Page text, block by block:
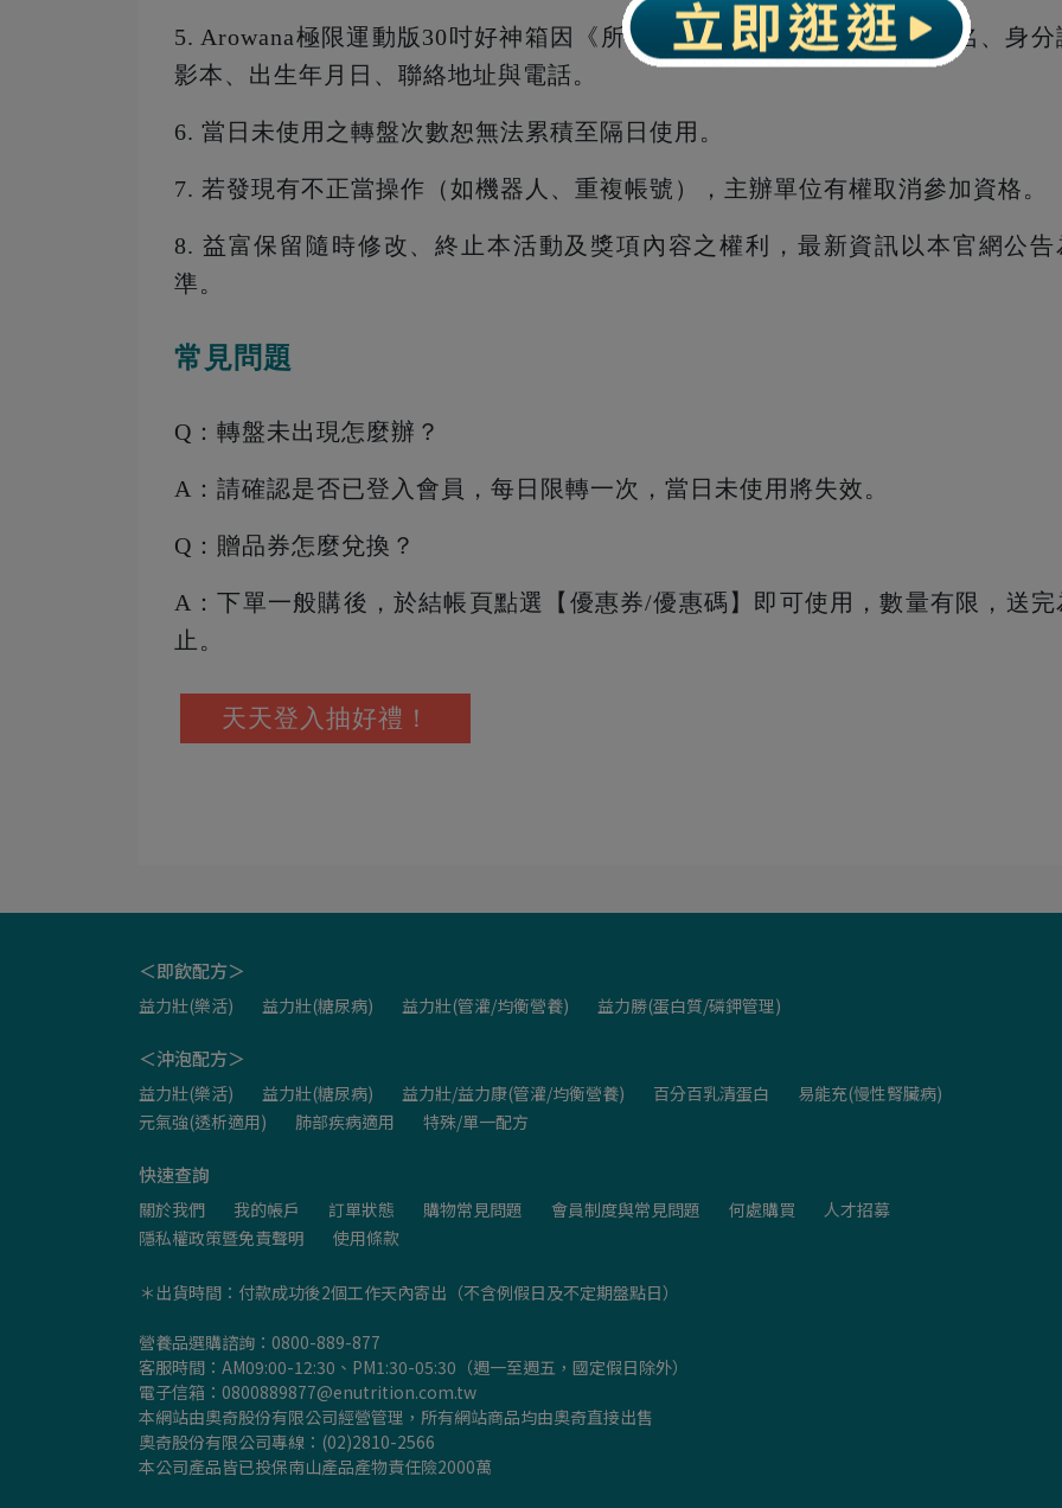
5. Arowana極限運動版30吋好神箱因《所得稅法》規定，請配合提供姓名、身分
影本、出生年月日、聯絡地址與電話。
6. 當日未使用之轉盤次數恕無法累積至隔日使用。
7. 若發現有不正當操作（如機器人、重複帳號），主辦單位有權取消參加資格。
8. 益富保留隨時修改、終止本活動及獎項內容之權利，最新資訊以本官網公告
準。
常見問題
Q：轉盤未出現怎麼辦？
A：請確認是否已登入會員，每日限轉一次，當日未使用將失效。
Q：贈品券怎麼兌換？
A：下單一般購後，於結帳頁點選【優惠券/優惠碼】即可使用，數量有限，送完
止。
天天登入抽好禮！
＜即飲配方＞
益力壯(樂活) 益力壯(糖尿病) 益力壯(管灌/均衡營養) 益力勝(蛋白質/磷鉀管理)
＜沖泡配方＞
益力壯(樂活) 益力壯(糖尿病) 益力壯/益力康(管灌/均衡營養) 百分百乳清蛋白
易能充(慢性腎臟病)
元氣強(透析適用)
肺部疾病適用 特殊/單一配方
快速查詢
關於我們 我的帳戶 訂單狀態 購物常見問題 會員制度與常見問題 何處購買
人才招募
隱私權政策暨免責聲明
使用條款
＊出貨時間：付款成功後2個工作天內寄出（不含例假日及不定期盤點日）
營養品選購諮詢：0800-889-877
客服時間：AM09:00-12:30、PM1:30-05:30（週一至週五，國定假日除外）
電子信箱：0800889877@enutrition.com.tw
本網站由奧奇股份有限公司經營管理，所有網站商品均由奧奇直接出售
奧奇股份有限公司專線：(02)2810-2566
本公司產品皆已投保南山產品產物責任險2000萬